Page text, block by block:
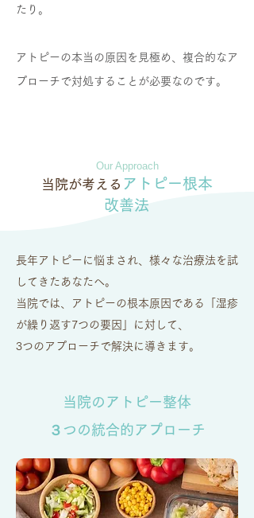
たり。
アトピーの本当の原因を見極め、複合的なア
プローチで対処することが必要なのです。
Our Approach
当院が考える アトピー根本
改善法
長年アトピーに悩まされ、様々な治療法を試
してきたあなたへ。
当院では、アトピーの根本原因である「湿疹
が繰り返す7つの要因」に対して、
3つのアプローチで解決に導きます。
当院のアトピー整体
３つの統合的アプローチ